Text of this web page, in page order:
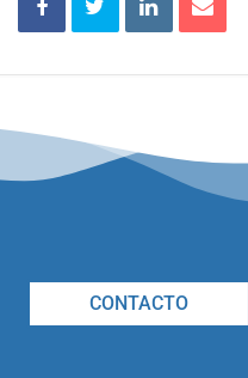
CONTACTO